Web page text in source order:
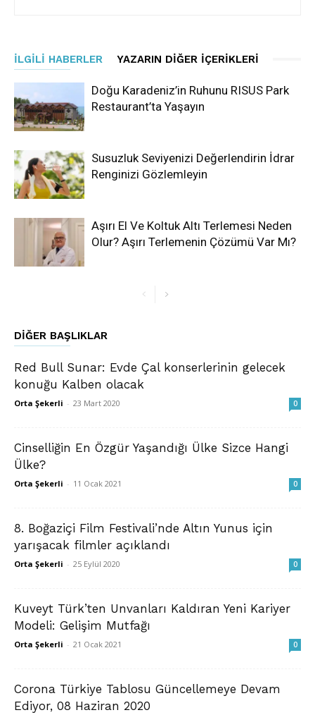
İLGILI HABERLER YAZARIN DIĞER İÇERIKLERI
Doğu Karadeniz’in Ruhunu RISUS Park
Restaurant’ta Yaşayın
Susuzluk Seviyenizi Değerlendirin İdrar
Renginizi Gözlemleyin
Aşırı El Ve Koltuk Altı Terlemesi Neden
Olur? Aşırı Terlemenin Çözümü Var Mı?
DIĞER BAŞLIKLAR
Red Bull Sunar: Evde Çal konserlerinin gelecek
konuğu Kalben olacak
Orta Şekerli - 23 Mart 2020 0
Cinselliğin En Özgür Yaşandığı Ülke Sizce Hangi
Ülke?
Orta Şekerli - 11 Ocak 2021 0
8. Boğaziçi Film Festivali’nde Altın Yunus için
yarışacak filmler açıklandı
Orta Şekerli - 25 Eylül 2020 0
Kuveyt Türk’ten Unvanları Kaldıran Yeni Kariyer
Modeli: Gelişim Mutfağı
Orta Şekerli - 21 Ocak 2021 0
Corona Türkiye Tablosu Güncellemeye Devam
Ediyor, 08 Haziran 2020